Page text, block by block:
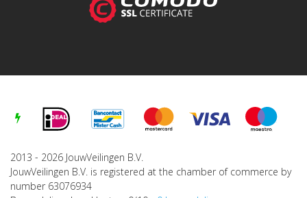
2013 - 2026 JouwVeilingen B.V.
JouwVeilingen B.V. is registered at the chamber of commerce by
number 63076934